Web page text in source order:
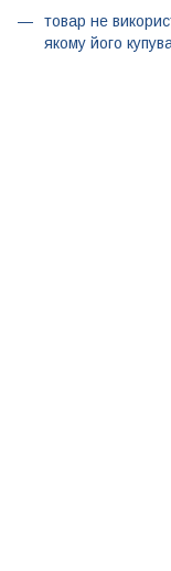
товар не
якому його